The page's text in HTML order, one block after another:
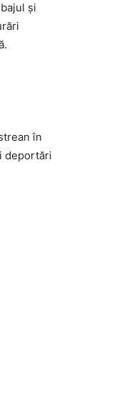
şi
în
deportări